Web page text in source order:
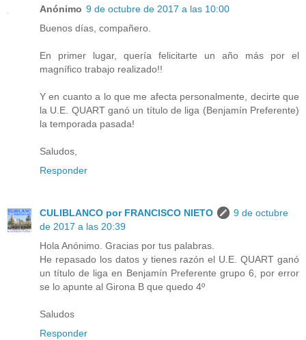
Anónimo 9 de octubre de 2017 a las 10:00
Buenos días, compañero.
En primer lugar, quería felicitarte un año más por el
magnífico trabajo realizado!!
Y en cuanto a lo que me afecta personalmente, decirte que
la U.E. QUART ganó un título de liga (Benjamín Preferente)
la temporada pasada!
Saludos,
Responder
CULIBLANCO por FRANCISCO NIETO
9 de octubre
de 2017 a las 20:39
Hola Anónimo. Gracias por tus palabras.
He repasado los datos y tienes razón el U.E. QUART ganó
un título de liga en Benjamín Preferente grupo 6, por error
se lo apunte al Girona B que quedo 4º
Saludos
Responder